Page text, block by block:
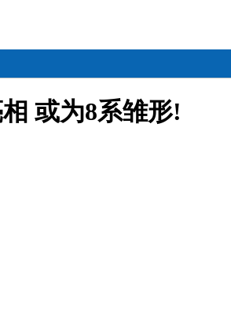
或为8系雏形!